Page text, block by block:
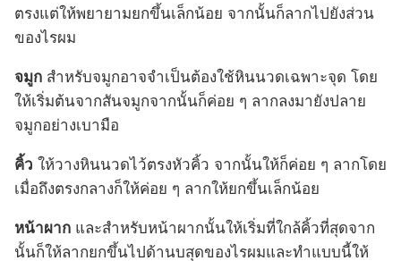
ตรงแต่ให้พยายามยกขึ้นเล็กน้อย จากนั้นก็ลากไปยังส่วน
ของไรผม
จมูก สำหรับจมูกอาจจำเป็นต้องใช้หินนวดเฉพาะจุด โดย
ให้เริ่มต้นจากสันจมูกจากนั้นก็ค่อย ๆ ลากลงมายังปลาย
จมูกอย่างเบามือ
คิ้ว ให้วางหินนวดไว้ตรงหัวคิ้ว จากนั้นให้ก็ค่อย ๆ ลากโดย
เมื่อถึงตรงกลางก็ให้ค่อย ๆ ลากให้ยกขึ้นเล็กน้อย
หน้าผาก และสำหรับหน้าผากนั้นให้เริ่มที่ใกล้คิ้วที่สุดจาก
นั้นก็ให้ลากยกขึ้นไปด้านบสุดของไรผมและทำแบบนี้ให้